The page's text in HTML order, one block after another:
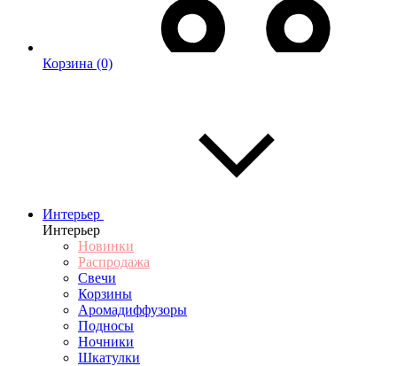
Корзина (0)
Интерьер
Интерьер
Новинки
Распродажа
Свечи
Корзины
Аромадиффузоры
Подносы
Ночники
Шкатулки